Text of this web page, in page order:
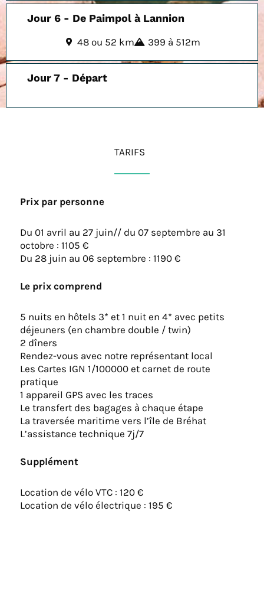
Jour 6 - De Paimpol à Lannion
48 ou 52 km 399 à 512m
Jour 7 - Départ
TARIFS
Prix par personne
Du 01 avril au 27 juin// du 07 septembre au 31
octobre : 1105 €
Du 28 juin au 06 septembre : 1190 €
Le prix comprend
5 nuits en hôtels 3* et 1 nuit en 4* avec petits
déjeuners (en chambre double / twin)
2 dîners
Rendez-vous avec notre représentant local
Les Cartes IGN 1/100000 et carnet de route
pratique
1 appareil GPS avec les traces
Le transfert des bagages à chaque étape
La traversée maritime vers l’île de Bréhat
L’assistance technique 7j/7
Supplément
Location de vélo VTC : 120 €
Location de vélo électrique : 195 €